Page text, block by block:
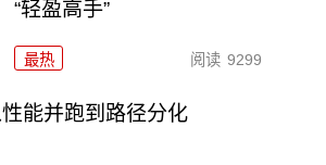
“轻盈高手”
最热 阅读 9299
能并跑到路径分化